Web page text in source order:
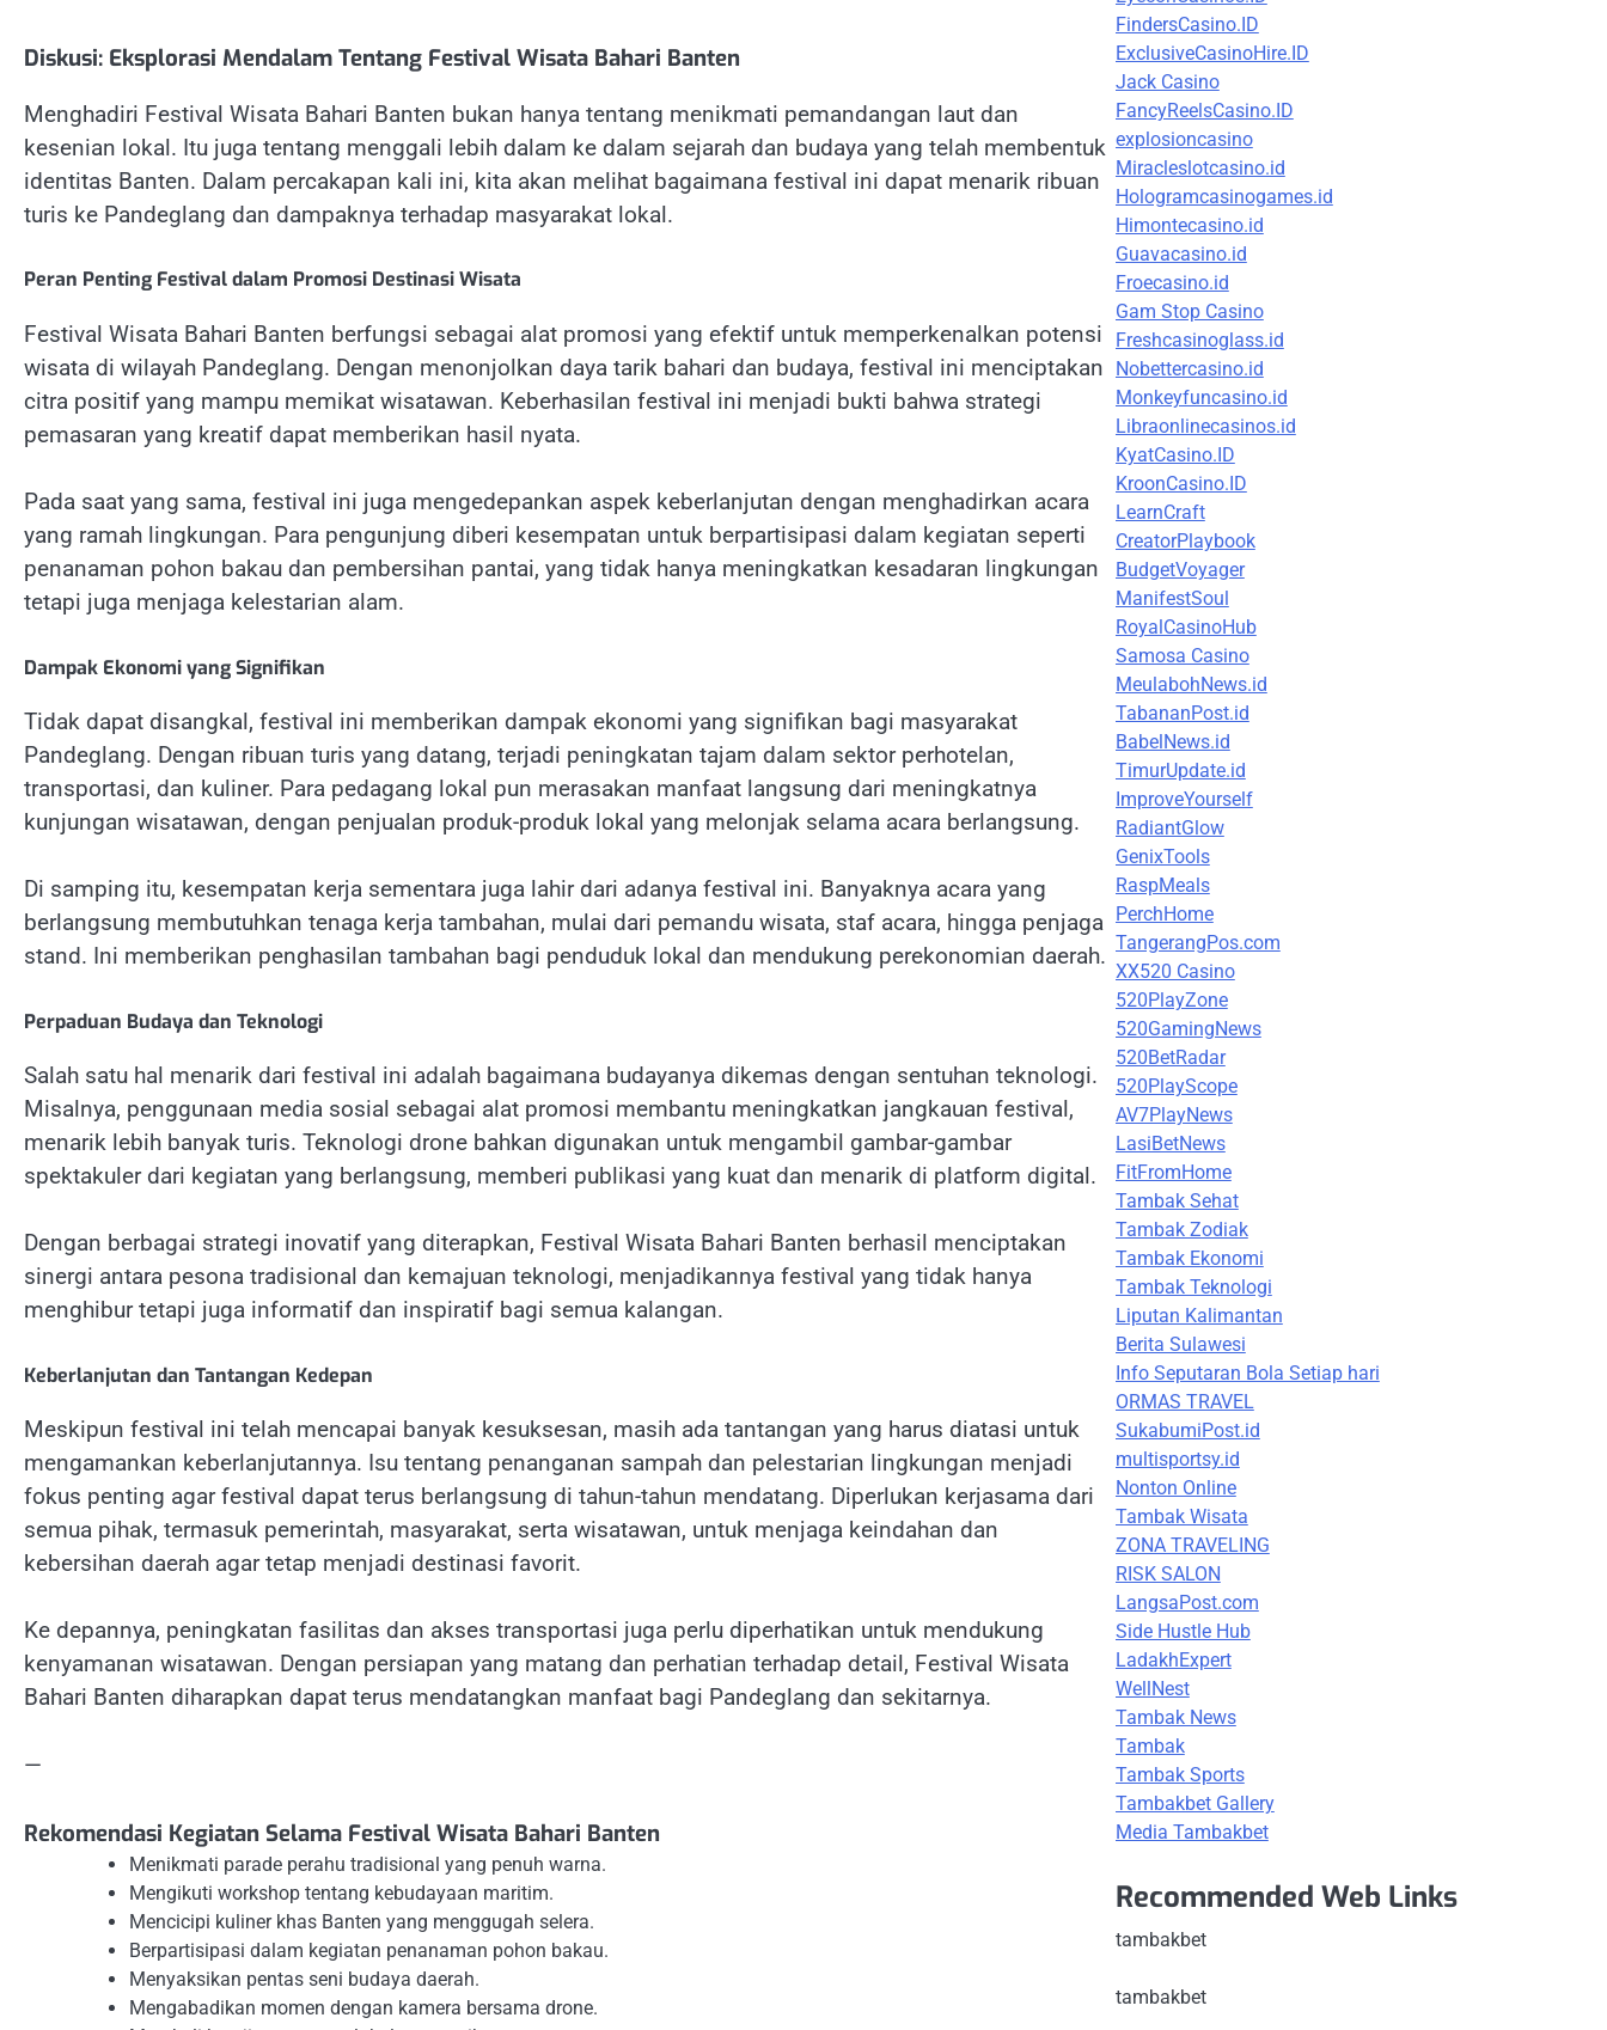
Diskusi: Eksplorasi Mendalam Tentang Festival Wisata Bahari Banten
Menghadiri Festival Wisata Bahari Banten bukan hanya tentang menikmati pemandangan laut dan
kesenian lokal. Itu juga tentang menggali lebih dalam ke dalam sejarah dan budaya yang telah membentuk
identitas Banten. Dalam percakapan kali ini, kita akan melihat bagaimana festival ini dapat menarik ribuan
turis ke Pandeglang dan dampaknya terhadap masyarakat lokal.
Peran Penting Festival dalam Promosi Destinasi Wisata
Festival Wisata Bahari Banten berfungsi sebagai alat promosi yang efektif untuk memperkenalkan potensi
wisata di wilayah Pandeglang. Dengan menonjolkan daya tarik bahari dan budaya, festival ini menciptakan
citra positif yang mampu memikat wisatawan. Keberhasilan festival ini menjadi bukti bahwa strategi
pemasaran yang kreatif dapat memberikan hasil nyata.
Pada saat yang sama, festival ini juga mengedepankan aspek keberlanjutan dengan menghadirkan acara
yang ramah lingkungan. Para pengunjung diberi kesempatan untuk berpartisipasi dalam kegiatan seperti
penanaman pohon bakau dan pembersihan pantai, yang tidak hanya meningkatkan kesadaran lingkungan
tetapi juga menjaga kelestarian alam.
Dampak Ekonomi yang Signifikan
Tidak dapat disangkal, festival ini memberikan dampak ekonomi yang signifikan bagi masyarakat
Pandeglang. Dengan ribuan turis yang datang, terjadi peningkatan tajam dalam sektor perhotelan,
transportasi, dan kuliner. Para pedagang lokal pun merasakan manfaat langsung dari meningkatnya
kunjungan wisatawan, dengan penjualan produk-produk lokal yang melonjak selama acara berlangsung.
Di samping itu, kesempatan kerja sementara juga lahir dari adanya festival ini. Banyaknya acara yang
berlangsung membutuhkan tenaga kerja tambahan, mulai dari pemandu wisata, staf acara, hingga penjaga
stand. Ini memberikan penghasilan tambahan bagi penduduk lokal dan mendukung perekonomian daerah.
Perpaduan Budaya dan Teknologi
Salah satu hal menarik dari festival ini adalah bagaimana budayanya dikemas dengan sentuhan teknologi.
Misalnya, penggunaan media sosial sebagai alat promosi membantu meningkatkan jangkauan festival,
menarik lebih banyak turis. Teknologi drone bahkan digunakan untuk mengambil gambar-gambar
spektakuler dari kegiatan yang berlangsung, memberi publikasi yang kuat dan menarik di platform digital.
Dengan berbagai strategi inovatif yang diterapkan, Festival Wisata Bahari Banten berhasil menciptakan
sinergi antara pesona tradisional dan kemajuan teknologi, menjadikannya festival yang tidak hanya
menghibur tetapi juga informatif dan inspiratif bagi semua kalangan.
Keberlanjutan dan Tantangan Kedepan
Meskipun festival ini telah mencapai banyak kesuksesan, masih ada tantangan yang harus diatasi untuk
mengamankan keberlanjutannya. Isu tentang penanganan sampah dan pelestarian lingkungan menjadi
fokus penting agar festival dapat terus berlangsung di tahun-tahun mendatang. Diperlukan kerjasama dari
semua pihak, termasuk pemerintah, masyarakat, serta wisatawan, untuk menjaga keindahan dan
kebersihan daerah agar tetap menjadi destinasi favorit.
Ke depannya, peningkatan fasilitas dan akses transportasi juga perlu diperhatikan untuk mendukung
kenyamanan wisatawan. Dengan persiapan yang matang dan perhatian terhadap detail, Festival Wisata
Bahari Banten diharapkan dapat terus mendatangkan manfaat bagi Pandeglang dan sekitarnya.
—
Rekomendasi Kegiatan Selama Festival Wisata Bahari Banten
Menikmati parade perahu tradisional yang penuh warna.
Mengikuti workshop tentang kebudayaan maritim.
Mencicipi kuliner khas Banten yang menggugah selera.
Berpartisipasi dalam kegiatan penanaman pohon bakau.
Menyaksikan pentas seni budaya daerah.
Mengabadikan momen dengan kamera bersama drone.
FindersCasino.ID
ExclusiveCasinoHire.ID
Jack Casino
FancyReelsCasino.ID
explosioncasino
Miracleslotcasino.id
Hologramcasinogames.id
Himontecasino.id
Guavacasino.id
Froecasino.id
Gam Stop Casino
Freshcasinoglass.id
Nobettercasino.id
Monkeyfuncasino.id
Libraonlinecasinos.id
KyatCasino.ID
KroonCasino.ID
LearnCraft
CreatorPlaybook
BudgetVoyager
ManifestSoul
RoyalCasinoHub
Samosa Casino
MeulabohNews.id
TabananPost.id
BabelNews.id
TimurUpdate.id
ImproveYourself
RadiantGlow
GenixTools
RaspMeals
PerchHome
TangerangPos.com
XX520 Casino
520PlayZone
520GamingNews
520BetRadar
520PlayScope
AV7PlayNews
LasiBetNews
FitFromHome
Tambak Sehat
Tambak Zodiak
Tambak Ekonomi
Tambak Teknologi
Liputan Kalimantan
Berita Sulawesi
Info Seputaran Bola Setiap hari
ORMAS TRAVEL
SukabumiPost.id
multisportsy.id
Nonton Online
Tambak Wisata
ZONA TRAVELING
RISK SALON
LangsaPost.com
Side Hustle Hub
LadakhExpert
WellNest
Tambak News
Tambak
Tambak Sports
Tambakbet Gallery
Media Tambakbet
Recommended Web Links
tambakbet
tambakbet